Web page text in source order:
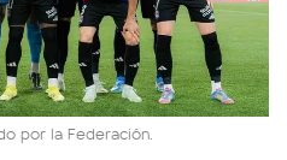
por la Federación.